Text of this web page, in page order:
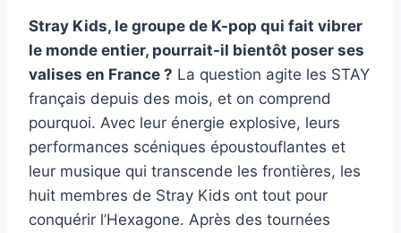
Stray Kids, le groupe de K-pop qui fait vibrer
le monde entier, pourrait-il bientôt poser ses
valises en France ? La question agite les STAY
français depuis des mois, et on comprend
pourquoi. Avec leur énergie explosive, leurs
performances scéniques époustouflantes et
leur musique qui transcende les frontières, les
huit membres de Stray Kids ont tout pour
conquérir l’Hexagone. Après des tournées